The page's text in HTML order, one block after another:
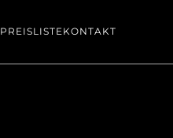
PREISLISTEKONTAKT